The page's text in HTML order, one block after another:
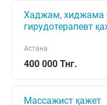
Хаджам, хиджама
гирудотерапевт
400 000 Тнг.
Астана
Массажист қажет